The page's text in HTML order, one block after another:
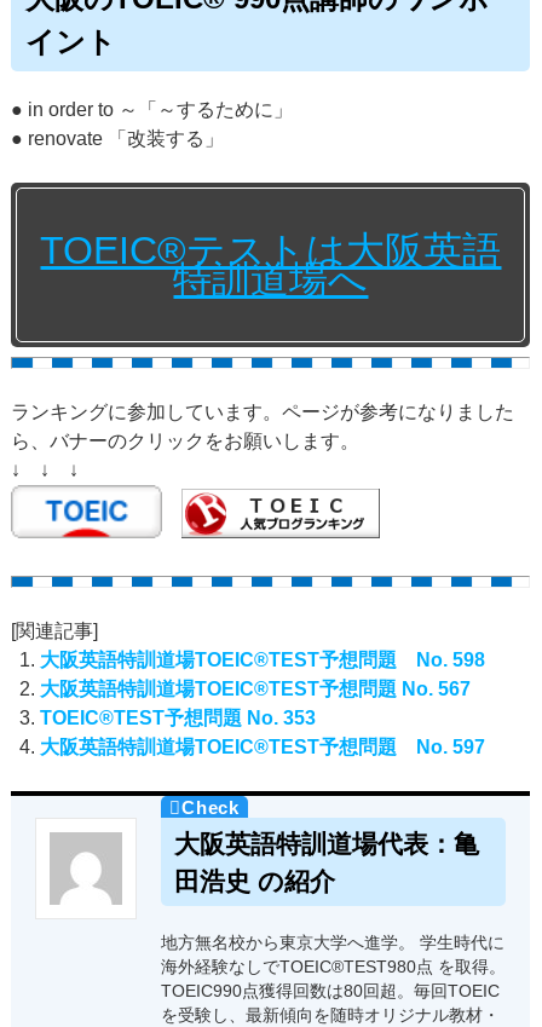
イント
● in order to ～「～するために」
● renovate 「改装する」
TOEIC®テストは大阪英語
特訓道場へ
ランキングに参加しています。ページが参考になりました
ら、バナーのクリックをお願いします。
↓ ↓ ↓
[関連記事]
大阪英語特訓道場TOEIC®TEST予想問題 No. 598
大阪英語特訓道場TOEIC®TEST予想問題 No. 567
TOEIC®TEST予想問題 No. 353
大阪英語特訓道場TOEIC®TEST予想問題 No. 597
大阪英語特訓道場代表：亀
田浩史 の紹介
地方無名校から東京大学へ進学。 学生時代に
海外経験なしでTOEIC®TEST980点 を取得。
TOEIC990点獲得回数は80回超。毎回TOEIC
を受験し、最新傾向を随時オリジナル教材・